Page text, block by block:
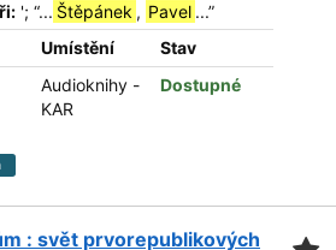
'; “... Štěpánek , Pavel ...”
Umístění
Stav
Audioknihy -
KAR
Dostupné
: svět prvorepublikových